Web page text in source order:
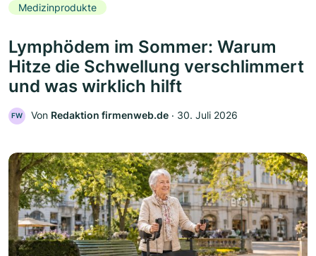
Medizinprodukte
Lymphödem im Sommer: Warum
Hitze die Schwellung verschlimmert
und was wirklich hilft
FW Von Redaktion firmenweb.de ‧ 30. Juli 2026